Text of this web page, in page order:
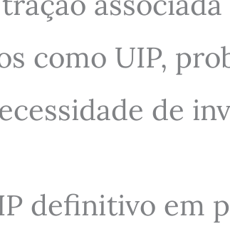
como UIP,
de
definitivo em